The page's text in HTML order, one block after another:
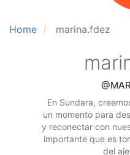
Home marina.fdez
En Sundara,
un momento para
y reconectar con
importante que es
del